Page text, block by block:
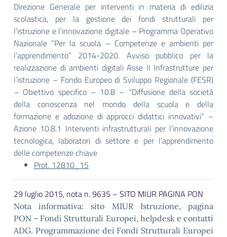
Direzione Generale per interventi in materia di edilizia
scolastica, per la gestione dei fondi strutturali per
l’istruzione e l’innovazione digitale – Programma Operativo
Nazionale “Per la scuola – Competenze e ambienti per
l’apprendimento” 2014-2020. Avviso pubblico per la
realizzazione di ambienti digitali Asse II Infrastrutture per
l’istruzione – Fondo Europeo di Sviluppo Regionale (FESR)
– Obiettivo specifico – 10.8 – “Diffusione della società
della conoscenza nel mondo della scuola e della
formazione e adozione di approcci didattici innovativi” –
Azione 10.8.1 Interventi infrastrutturali per l’innovazione
tecnologica, laboratori di settore e per l’apprendimento
delle competenze chiave
Prot. 12810_15
29 luglio 2015, nota n. 9635 – SITO MIUR PAGINA PON
Nota informativa: sito MIUR Istruzione, pagina
PON – Fondi Strutturali Europei, helpdesk e contatti
ADG. Programmazione dei Fondi Strutturali Europei